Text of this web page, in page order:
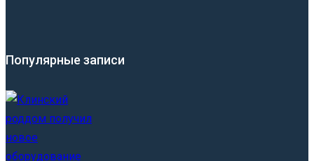
Популярные записи